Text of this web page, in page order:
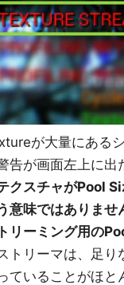
が大量にある
告が画面左上に出
テクスチャがPool
意味ではありませ
リーミング用の
トリーマは、足
ていることがほと